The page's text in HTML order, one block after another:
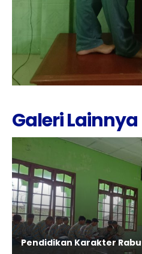
Galeri Lainnya
Pendidikan Karakter Rabu